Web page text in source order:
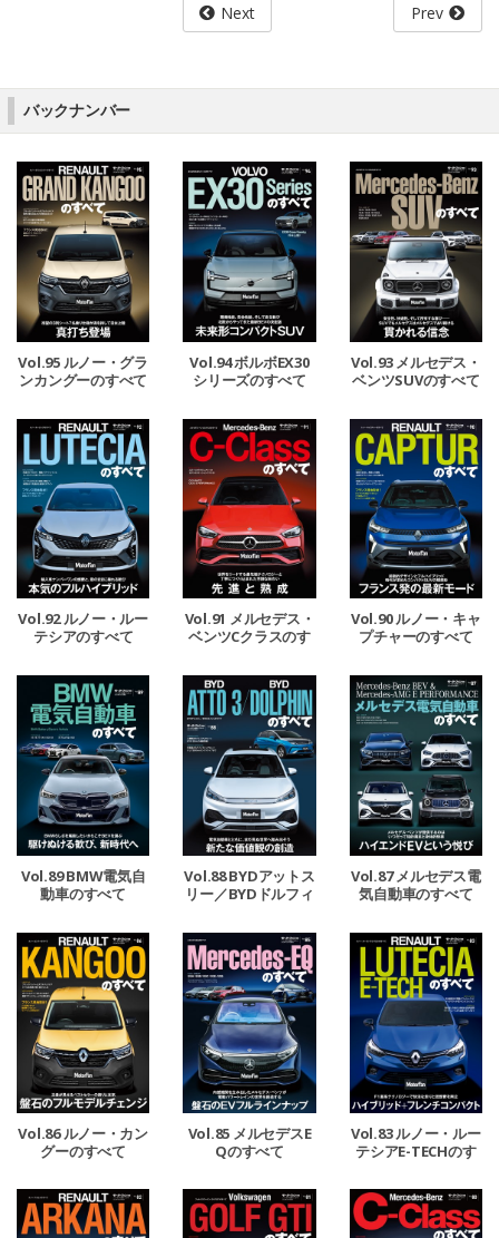
Next Prev
バックナンバー
Vol.95 ルノー・グラ
ンカングーのすべて
Vol.94 ボルボEX30
シリーズのすべて
Vol.93 メルセデス・
ベンツSUVのすべて
Vol.92 ルノー・ルー
テシアのすべて
Vol.91 メルセデス・
ベンツCクラスのす
Vol.90 ルノー・キャ
プチャーのすべて
Vol.89 BMW電気自
動車のすべて
Vol.88 BYDアットス
リー／BYDドルフィ
Vol.87 メルセデス電
気自動車のすべて
Vol.86 ルノー・カン
グーのすべて
Vol.85 メルセデスE
Qのすべて
Vol.83 ルノー・ルー
テシアE-TECHのす